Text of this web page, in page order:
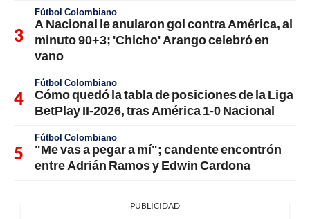
Fútbol Colombiano
A Nacional le anularon gol contra América, al
minuto 90+3; 'Chicho' Arango celebró en
vano
Fútbol Colombiano
Cómo quedó la tabla de posiciones de la Liga
BetPlay II-2026, tras América 1-0 Nacional
Fútbol Colombiano
"Me vas a pegar a mí"; candente encontrón
entre Adrián Ramos y Edwin Cardona
PUBLICIDAD